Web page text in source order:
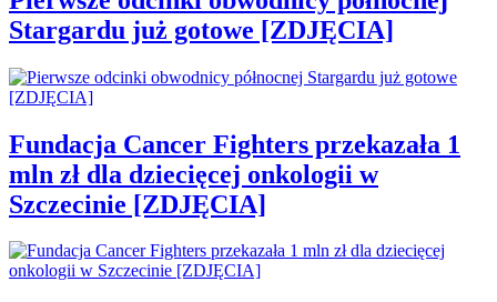
Stargardu już gotowe [ZDJĘCIA]
Fundacja Cancer Fighters przekazała 1
mln zł dla dziecięcej onkologii w
Szczecinie [ZDJĘCIA]